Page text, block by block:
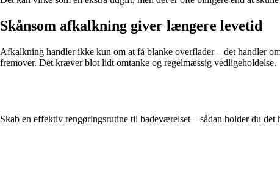
Skånsom afkalkning giver længere levetid
Afkalkning handler ikke kun om at få blanke overflader – det handler
fremover. Det kræver blot lidt omtanke og regelmæssig vedligeholdelse.
Skab en effektiv rengøringsrutine til badeværelset – sådan holder du det